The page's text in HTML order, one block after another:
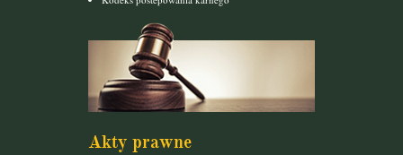
Akty prawne